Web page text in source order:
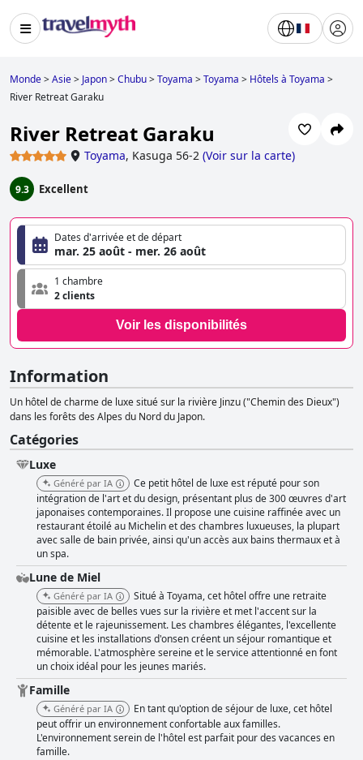
Monde>Asie> Japon>Chubu>Toyama >Toyama > Hôtels à Toyama >
River Retreat Garaku
River Retreat Garaku
Toyama, Kasuga 56-2 (Voir sur la carte)
9.3 Excellent
Dates d'arrivée et de départ
mar. 25 août - mer. 26 août
1 chambre
2 clients
Voir les disponibilités
Information
Un hôtel de charme de luxe situé sur la rivière Jinzu ("Chemin des Dieux")
dans les forêts des Alpes du Nord du Japon.
Catégories
Luxe
Généré par IA
Ce petit hôtel de luxe est réputé pour son
intégration de l'art et du design, présentant plus de 300 œuvres d'art
japonaises contemporaines. Il propose une cuisine raffinée avec un
restaurant étoilé au Michelin et des chambres luxueuses, la plupart
avec salle de bain privée, ainsi qu'un accès aux bains thermaux et à
un spa.
Lune de Miel
Généré par IA
Situé à Toyama, cet hôtel offre une retraite
paisible avec de belles vues sur la rivière et met l'accent sur la
détente et le rajeunissement. Les chambres élégantes, l'excellente
cuisine et les installations d'onsen créent un séjour romantique et
mémorable. L'atmosphère sereine et le service attentionné en font
un choix idéal pour les jeunes mariés.
Famille
Généré par IA
En tant qu'option de séjour de luxe, cet hôtel
peut offrir un environnement confortable aux familles.
L'environnement serein de l'hôtel est parfait pour des vacances en
famille.